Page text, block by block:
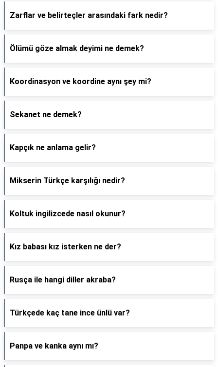
Zarflar ve belirteçler arasındaki fark nedir?
Ölümü göze almak deyimi ne demek?
Koordinasyon ve koordine aynı şey mi?
Sekanet ne demek?
Kapçık ne anlama gelir?
Mikserin Türkçe karşılığı nedir?
Koltuk ingilizcede nasıl okunur?
Kız babası kız isterken ne der?
Rusça ile hangi diller akraba?
Türkçede kaç tane ince ünlü var?
Panpa ve kanka aynı mı?